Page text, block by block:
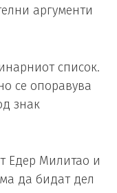
аргументи
список.
се опоравува
знак
Едер Милитао и
да бидат дел